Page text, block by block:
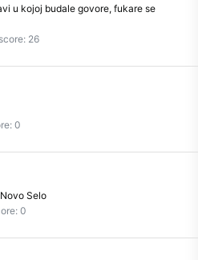
u kojoj budale govore, fukare se
26
0
Selo
0